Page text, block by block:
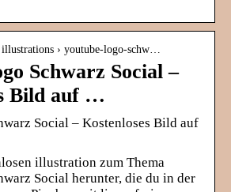
› youtube-logo-schw…
Schwarz Social –
Bild auf …
Social – Kostenloses Bild auf
illustration zum Thema
Social herunter, die du in der